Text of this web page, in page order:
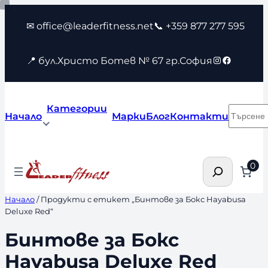
Към
съдържанието
✉ office@leaderfitness.net📞 +359 877 277 595
📍 бул.Христо Ботев № 67 гр.София Instagram
Facebook
Начало
Категории
МаркиБлогКонтакти
Търсене 0
Начало/ Продукти с етикет „Бинтове за Бокс Hayabusa
Deluxe Red“
Бинтове за Бокс
Hayabusa Deluxe Red